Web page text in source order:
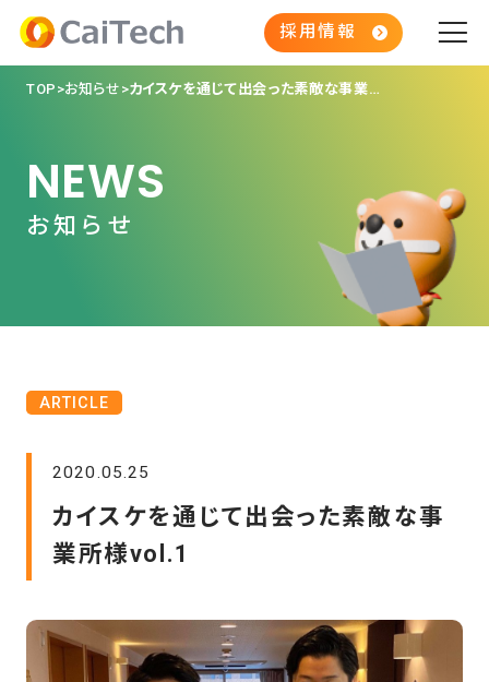
採用情報
TOP お知らせ カイスケを通じて出会った素敵な事業所様vol.1
NEWS
お知らせ
ARTICLE
2020.05.25
カイスケを通じて出会った素敵な事
業所様vol.1